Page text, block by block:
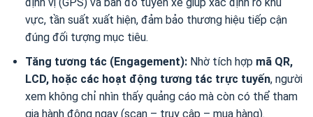
vực, tần suất xuất hiện, đảm bảo thương hiệu tiếp cận
đúng đối tượng mục tiêu.
Tăng tương tác (Engagement):Nhờ tích hợp mã QR,
LCD, hoặc các hoạt động tương tác trực tuyến, người
xem không chỉ nhìn thấy quảng cáo mà còn có thể tham
gia hành động ngay (scan – truy cập – mua hàng).